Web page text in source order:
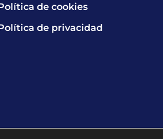
de cookies
de privacidad